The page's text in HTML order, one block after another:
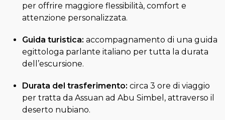
per offrire maggiore flessibilità, comfort e
attenzione personalizzata.
Guida turistica: accompagnamento di una guida
egittologa parlante italiano per tutta la durata
dell’escursione.
Durata del trasferimento: circa 3 ore di viaggio
per tratta da Assuan ad Abu Simbel, attraverso il
deserto nubiano.